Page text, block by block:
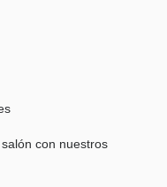
con nuestros